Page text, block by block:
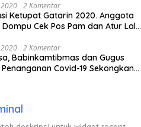
2 Komentar
Ketupat Gatarin 2020. Anggota
Dompu Cek Pos Pam dan Atur Lalu
2 Komentar
Babinkamtibmas dan Gugus
Penanganan Covid-19 Sekongkang